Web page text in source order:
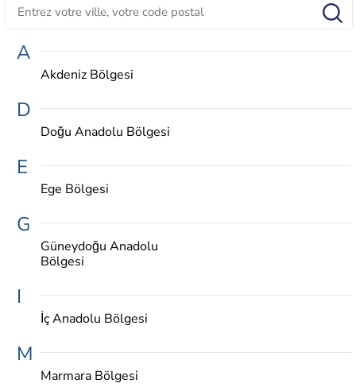
A
Akdeniz Bölgesi
D
Doğu Anadolu Bölgesi
E
Ege Bölgesi
G
Güneydoğu Anadolu
Bölgesi
I
İç Anadolu Bölgesi
M
Marmara Bölgesi